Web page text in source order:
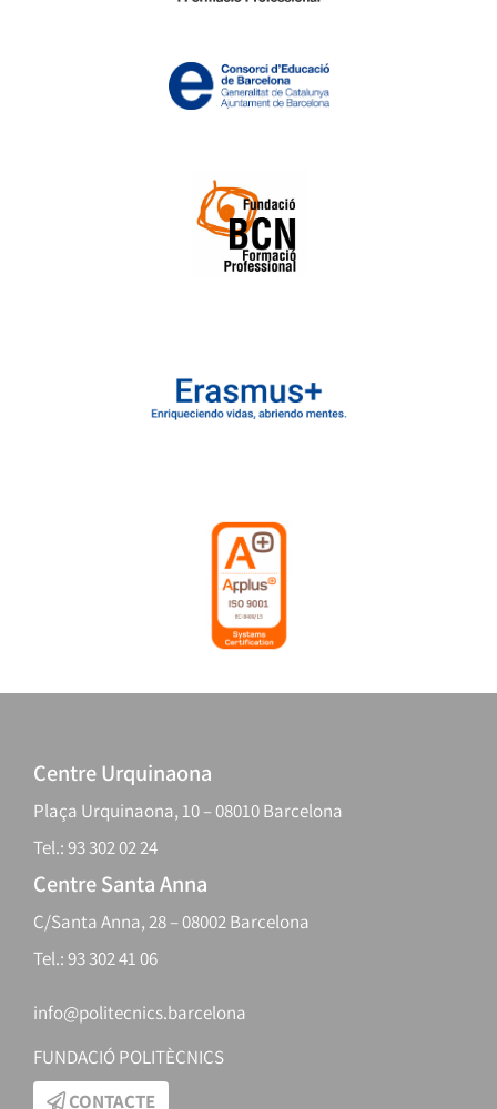
Centre Urquinaona
Plaça Urquinaona, 10 – 08010 Barcelona
Tel.: 93 302 02 24
Centre Santa Anna
C/Santa Anna, 28 – 08002 Barcelona
Tel.: 93 302 41 06
info@politecnics.barcelona
FUNDACIÓ POLITÈCNICS
CONTACTE